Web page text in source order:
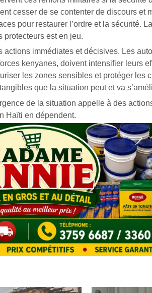
cesser de se contenter de discours et
pour restaurer l’ordre et la sécurité.
protecteurs est en jeu.
actions immédiates et décisives. Les
kenyanes, doivent intensifier leurs
les zones sensibles et protéger les
que la situation peut et va
de la situation appelle à des
Haïti en dépendent.